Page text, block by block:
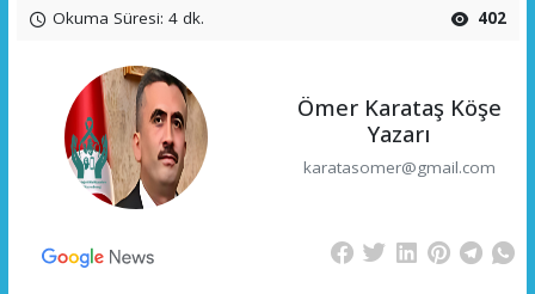
Okuma Süresi: 4 dk. 402
Ömer Karataş Köşe
Yazarı
karatasomer@gmail.com